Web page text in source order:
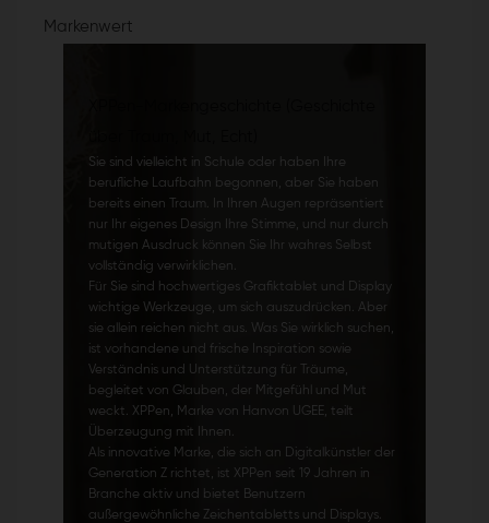
Markenwert
Sie sind vielleicht in Schule oder haben Ihre
berufliche Laufbahn begonnen, aber Sie haben
bereits einen Traum. In Ihren Augen repräsentiert
nur Ihr eigenes Design Ihre Stimme, und nur durch
mutigen Ausdruck können Sie Ihr wahres Selbst
vollständig verwirklichen.
Für Sie sind hochwertiges Grafiktablet und Display
wichtige Werkzeuge, um sich auszudrücken. Aber
sie allein reichen nicht aus. Was Sie wirklich suchen,
ist vorhandene und frische Inspiration sowie
Verständnis und Unterstützung für Träume,
begleitet von Glauben, der Mitgefühl und Mut
weckt. XPPen, Marke von Hanvon UGEE, teilt
Überzeugung mit Ihnen.
Als innovative Marke, die sich an Digitalkünstler der
Generation Z richtet, ist XPPen seit 19 Jahren in
Branche aktiv und bietet Benutzern
außergewöhnliche Zeichentabletts und Displays.